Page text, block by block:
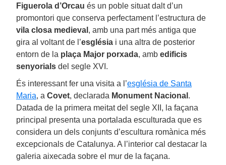
Figuerola d’Orcau és un poble situat dalt d’un
promontori que conserva perfectament l’estructura de
vila closa medieval , amb una part més antiga que
gira al voltant de l’església i una altra de posterior
entorn de la plaça Major porxada, amb edificis
senyorials del segle XVI.
És interessant fer una visita a l’església de Santa
Maria, a Covet, declarada Monument Nacional .
Datada de la primera meitat del segle XII, la façana
principal presenta una portalada esculturada que es
considera un dels conjunts d’escultura romànica més
excepcionals de Catalunya. A l’interior cal destacar la
galeria aixecada sobre el mur de la façana.